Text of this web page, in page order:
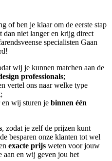
of ben je klaar om de eerste stap
dan niet langer en krijg direct
specialisten Gaan
wij je kunnen matchen aan de
professionals;
vertel ons naar welke type
wij sturen je binnen één
, zodat je zelf de prijzen kunt
besparen onze klanten tot wel
exacte prijs weten voor jouw
aan en wij geven jou het